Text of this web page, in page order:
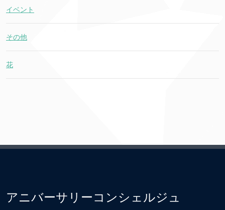
イベント
その他
花
アニバーサリーコンシェルジュ